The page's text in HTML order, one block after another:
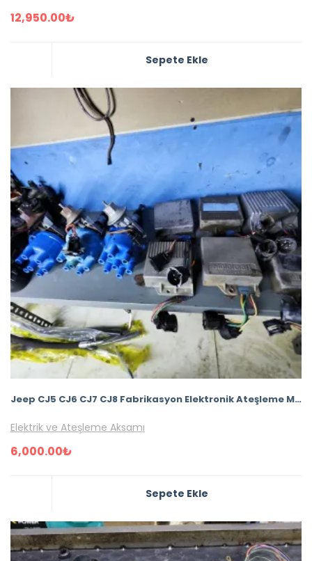
12,950.00₺
Sepete Ekle
Jeep CJ5 CJ6 CJ7 CJ8 Fabrikasyon Elektronik Ateşleme Motocraft Seti – TESİSATSIZ
Elektrik ve Ateşleme Aksamı
6,000.00₺
Sepete Ekle